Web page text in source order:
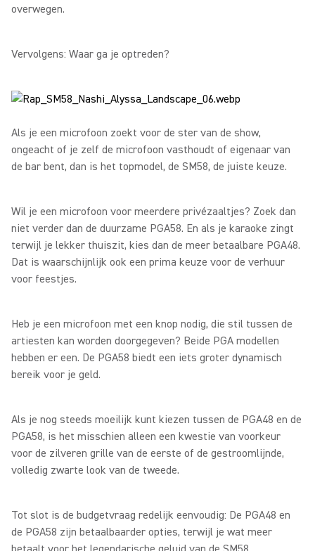
overwegen.
Vervolgens: Waar ga je optreden?
Als je een microfoon zoekt voor de ster van de show,
ongeacht of je zelf de microfoon vasthoudt of eigenaar van
de bar bent, dan is het topmodel, de SM58, de juiste keuze.
Wil je een microfoon voor meerdere privézaaltjes? Zoek dan
niet verder dan de duurzame PGA58. En als je karaoke zingt
terwijl je lekker thuiszit, kies dan de meer betaalbare PGA48.
Dat is waarschijnlijk ook een prima keuze voor de verhuur
voor feestjes.
Heb je een microfoon met een knop nodig, die stil tussen de
artiesten kan worden doorgegeven? Beide PGA modellen
hebben er een. De PGA58 biedt een iets groter dynamisch
bereik voor je geld.
Als je nog steeds moeilijk kunt kiezen tussen de PGA48 en de
PGA58, is het misschien alleen een kwestie van voorkeur
voor de zilveren grille van de eerste of de gestroomlijnde,
volledig zwarte look van de tweede.
Tot slot is de budgetvraag redelijk eenvoudig: De PGA48 en
de PGA58 zijn betaalbaarder opties, terwijl je wat meer